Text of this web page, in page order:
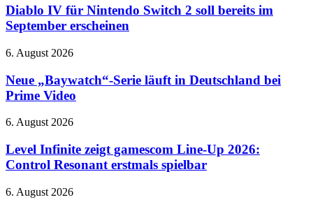
für
Nintendo
Switch
soll
im
September
Diablo IV für Nintendo Switch 2 soll bereits im
September erscheinen
Neue
Serie
läuft
in
bei
Video
6. August 2026
Neue „Baywatch“-Serie läuft in Deutschland bei
Prime Video
Level
zeigt
gamescom
Line-
2026:
6. August 2026
Level Infinite zeigt gamescom Line-Up 2026:
Control Resonant erstmals spielbar
Neues
6. August 2026